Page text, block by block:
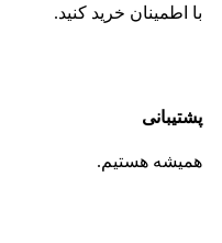
با اطمینان خرید کنید.
پشتیبانی
همیشه هستیم.